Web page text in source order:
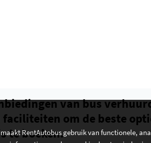
RentAutobus gebruik van functionele,
van bus
om de beste
te boeken.